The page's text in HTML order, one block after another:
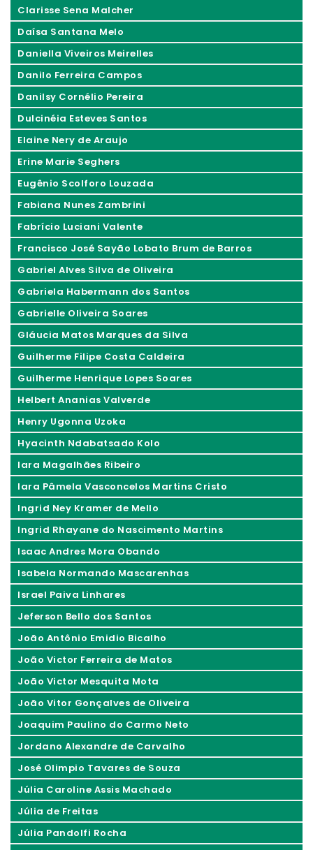
Clarisse Sena Malcher
Daísa Santana Melo
Daniella Viveiros Meirelles
Danilo Ferreira Campos
Danilsy Cornélio Pereira
Dulcinéia Esteves Santos
Elaine Nery de Araujo
Erine Marie Seghers
Eugênio Scolforo Louzada
Fabiana Nunes Zambrini
Fabrício Luciani Valente
Francisco José Sayão Lobato Brum de Barros
Gabriel Alves Silva de Oliveira
Gabriela Habermann dos Santos
Gabrielle Oliveira Soares
Gláucia Matos Marques da Silva
Guilherme Filipe Costa Caldeira
Guilherme Henrique Lopes Soares
Helbert Ananias Valverde
Henry Ugonna Uzoka
Hyacinth Ndabatsado Kolo
Iara Magalhães Ribeiro
Iara Pâmela Vasconcelos Martins Cristo
Ingrid Ney Kramer de Mello
Ingrid Rhayane do Nascimento Martins
Isaac Andres Mora Obando
Isabela Normando Mascarenhas
Israel Paiva Linhares
Jeferson Bello dos Santos
João Antônio Emidio Bicalho
João Victor Ferreira de Matos
João Victor Mesquita Mota
João Vitor Gonçalves de Oliveira
Joaquim Paulino do Carmo Neto
Jordano Alexandre de Carvalho
José Olimpio Tavares de Souza
Júlia Caroline Assis Machado
Júlia de Freitas
Júlia Pandolfi Rocha